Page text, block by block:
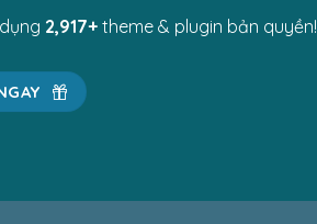
2,983+ theme & plugin bản quyền!